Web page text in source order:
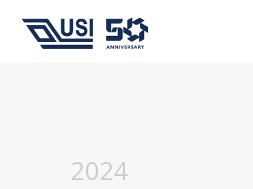
2024